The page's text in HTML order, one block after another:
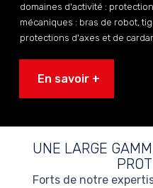
domaines d'activité :
mécaniques : bras de robot,
protections d'axes et de
En savoir +
UNE LARGE
Forts de notre